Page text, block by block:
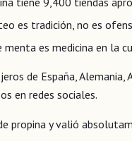
es tradición, no es
menta es medicina en la
de España, Alemania,
en redes sociales.
propina y valió